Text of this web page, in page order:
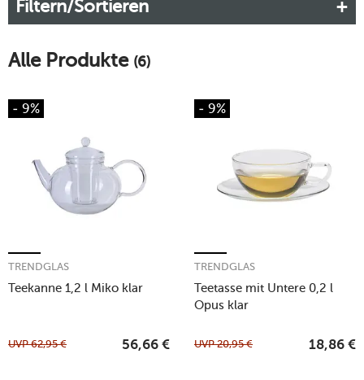
Filtern/Sortieren
Alle Produkte (6)
- 9%
Teekanne 1,2 l Miko klar
TRENDGLAS
UVP62,95 € 56,66 €
- 9%
Teetasse mit Untere 0,2 l
Opus klar
TRENDGLAS
UVP20,95 € 18,86 €